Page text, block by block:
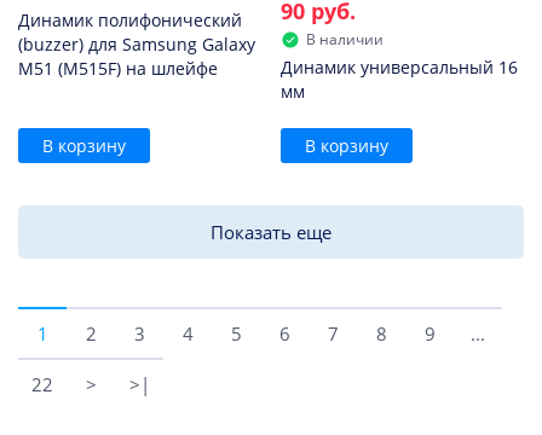
Динамик полифонический
(buzzer) для Samsung Galaxy
M51 (M515F) на шлейфе
В корзину
90 руб.
В наличии
Динамик универсальный 16
мм
В корзину
Показать еще
1 2 3 4 5 6 7 8 9 ...
22 > >|